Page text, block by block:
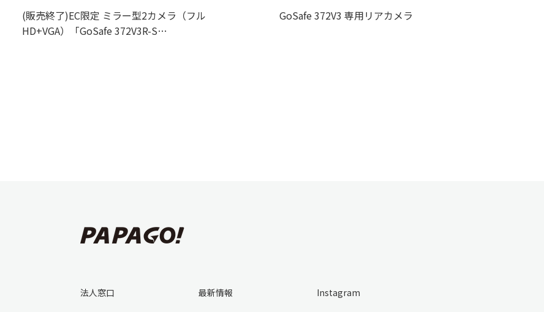
(販売終了)EC限定 ミラー型2カメラ（フル
HD+VGA）「GoSafe 372V3R-S…
GoSafe 372V3 専用リアカメラ
法人窓口 最新情報 Instagram